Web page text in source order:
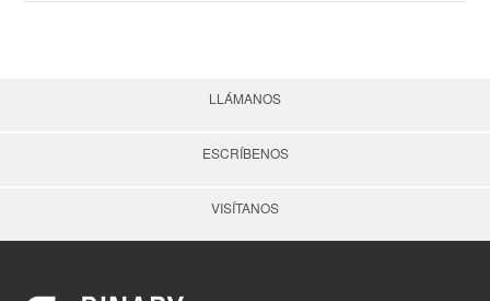
LLÁMANOS
ESCRÍBENOS
VISÍTANOS